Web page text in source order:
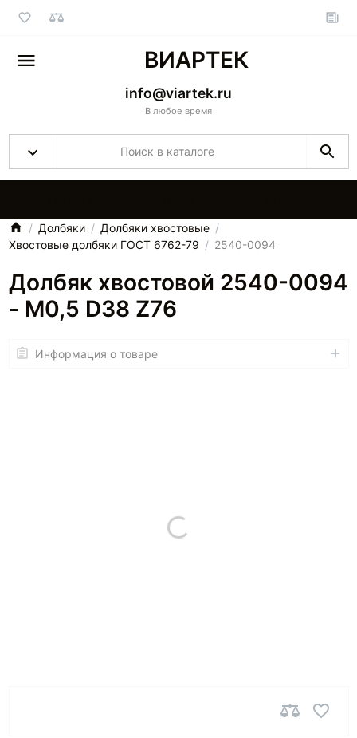
ВИАРТЕК
info@viartek.ru
В любое время
Долбяки
Долбяки хвостовые
Хвостовые долбяки ГОСТ 6762-79
2540-0094
Долбяк хвостовой 2540-0094
- M0,5 D38 Z76
Информация о товаре